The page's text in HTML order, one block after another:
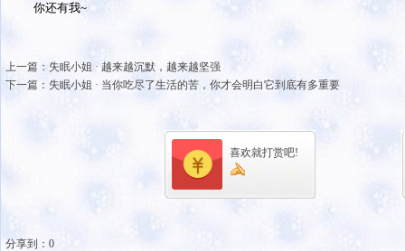
你还有我~
上一篇： 失眠小姐 · 越来越沉默，越来越坚强
下一篇： 失眠小姐 · 当你吃尽了生活的苦，你才会明白它到底有多重要
喜欢就打赏吧!
分享到： 0